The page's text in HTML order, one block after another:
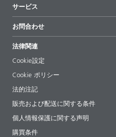
拠点と販売代理店
展示会 & イベント
経営陣
持続可能な製品
サクセスストーリー
EcoVadis
証明書
サービス
配合の出発点
論文記事
ebooks(電子書籍)
法令情報
添加剤ガイドアプリ
ビデオ
ダウンロード
お問合わせ
法律関連
Cookie設定
Cookie ポリシー
法的注記
販売および配送に関する条件
個人情報保護に関する声明
購買条件